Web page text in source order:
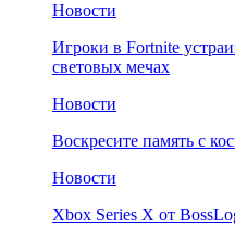
Новости
Игроки в Fortnite
световых мечах
Новости
Воскресите память с
Новости
Xbox Series X от